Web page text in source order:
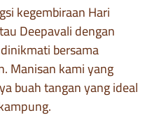
kegembiraan Hari
Deepavali dengan
bersama
Manisan kami yang
buah tangan yang ideal